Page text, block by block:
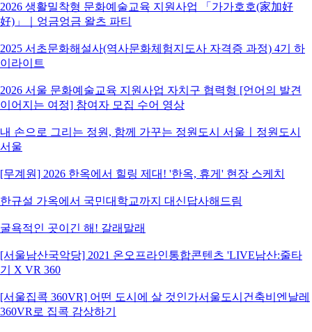
2026 생활밀착형 문화예술교육 지원사업 「가가호호(家加好
好)」｜엉금엉금 왈츠 파티
2025 서초문화해설사(역사문화체험지도사 자격증 과정) 4기 하
이라이트
2026 서울 문화예술교육 지원사업 자치구 협력형 [언어의 발견
이어지는 여정] 참여자 모집 수어 영상
내 손으로 그리는 정원, 함께 가꾸는 정원도시 서울ㅣ정원도시
서울
[무계원] 2026 한옥에서 힐링 제대! '한옥, 휴게' 현장 스케치
한규설 가옥에서 국민대학교까지 대신답사해드림
굴욕적인 곳이긴 해! 갈래말래
[서울남산국악당] 2021 온오프라인통합콘텐츠 'LIVE남산:줄타
기 X VR 360
[서울집콕 360VR] 어떤 도시에 살 것인가서울도시건축비엔날레
360VR로 집콕 감상하기